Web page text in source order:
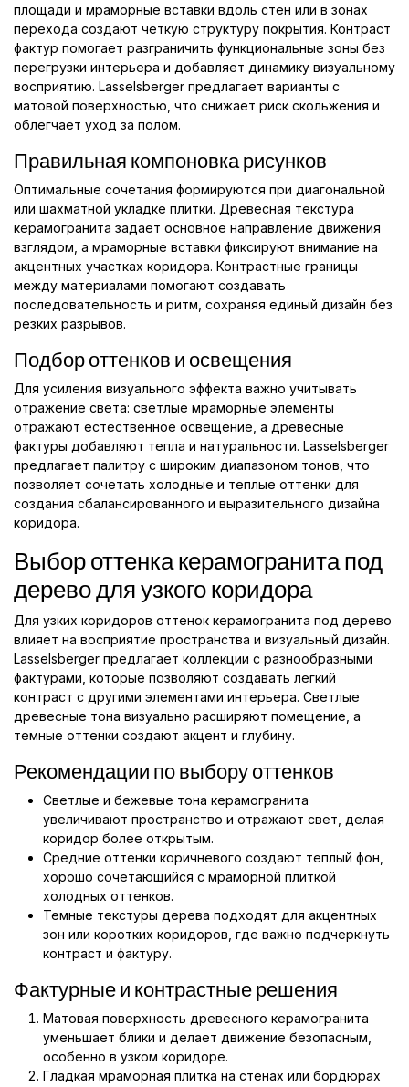
площади и мраморные вставки вдоль стен или в зонах
перехода создают четкую структуру покрытия. Контраст
фактур помогает разграничить функциональные зоны без
перегрузки интерьера и добавляет динамику визуальному
восприятию. Lasselsberger предлагает варианты с
матовой поверхностью, что снижает риск скольжения и
облегчает уход за полом.
Правильная компоновка рисунков
Оптимальные сочетания формируются при диагональной
или шахматной укладке плитки. Древесная текстура
керамогранита задает основное направление движения
взглядом, а мраморные вставки фиксируют внимание на
акцентных участках коридора. Контрастные границы
между материалами помогают создавать
последовательность и ритм, сохраняя единый дизайн без
резких разрывов.
Подбор оттенков и освещения
Для усиления визуального эффекта важно учитывать
отражение света: светлые мраморные элементы
отражают естественное освещение, а древесные
фактуры добавляют тепла и натуральности. Lasselsberger
предлагает палитру с широким диапазоном тонов, что
позволяет сочетать холодные и теплые оттенки для
создания сбалансированного и выразительного дизайна
коридора.
Выбор оттенка керамогранита под
дерево для узкого коридора
Для узких коридоров оттенок керамогранита под дерево
влияет на восприятие пространства и визуальный дизайн.
Lasselsberger предлагает коллекции с разнообразными
фактурами, которые позволяют создавать легкий
контраст с другими элементами интерьера. Светлые
древесные тона визуально расширяют помещение, а
темные оттенки создают акцент и глубину.
Рекомендации по выбору оттенков
Светлые и бежевые тона керамогранита
увеличивают пространство и отражают свет, делая
коридор более открытым.
Средние оттенки коричневого создают теплый фон,
хорошо сочетающийся с мраморной плиткой
холодных оттенков.
Темные текстуры дерева подходят для акцентных
зон или коротких коридоров, где важно подчеркнуть
контраст и фактуру.
Фактурные и контрастные решения
Матовая поверхность древесного керамогранита
уменьшает блики и делает движение безопасным,
особенно в узком коридоре.
Гладкая мраморная плитка на стенах или бордюрах